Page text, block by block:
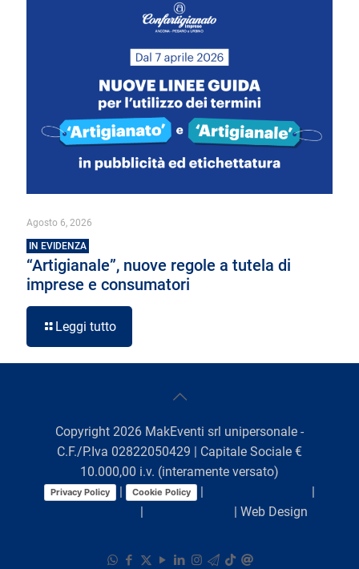
Agosto 6, 2026
IN EVIDENZA
“Artigianale”, nuove regole a tutela di
imprese e consumatori
Leggi tutto
Copyright 2026 MakEventi srl unipersonale -
C.F./P.Iva 02822050429 | Capitale Sociale €
10.000,00 i.v. (interamente versato)
Privacy Policy | Cookie Policy |
|
|
| Web Design